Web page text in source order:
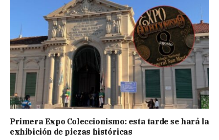
Primera Expo Coleccionismo: esta tarde se hará la
exhibición de piezas históricas